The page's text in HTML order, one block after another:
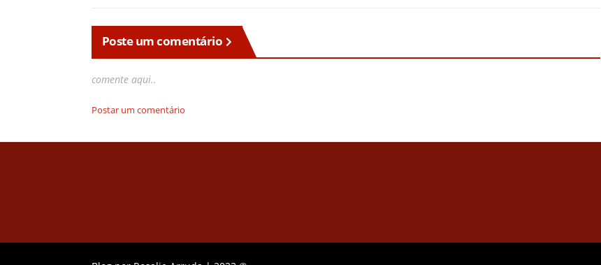
Poste um comentário
comente aqui..
Postar um comentário